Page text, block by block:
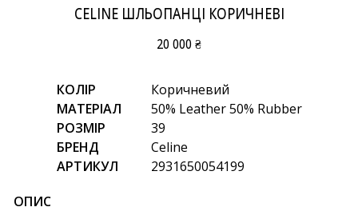
CELINE ШЛЬОПАНЦІ КОРИЧНЕВІ
20 000 ₴
КОЛІР
Коричневий
МАТЕРІАЛ
50% Leather 50% Rubber
РОЗМІР
39
БРЕНД
Celine
АРТИКУЛ
2931650054199
ОПИС